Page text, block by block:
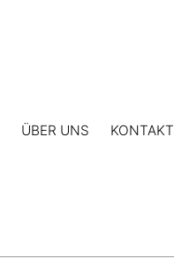
ÜBER UNS KONTAKT